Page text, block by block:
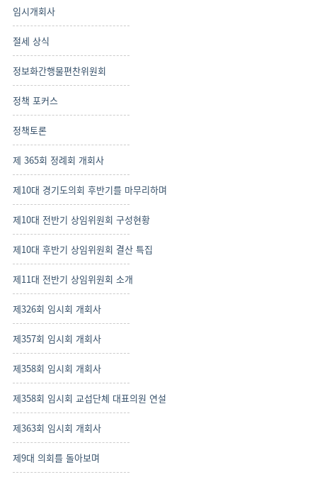
임시개회사
절세 상식
정보화간행물편찬위원회
정책 포커스
정책토론
제 365회 정례회 개회사
제10대 경기도의회 후반기를 마무리하며
제10대 전반기 상임위원회 구성현황
제10대 후반기 상임위원회 결산 특집
제11대 전반기 상임위원회 소개
제326회 임시회 개회사
제357회 임시회 개회사
제358회 임시회 개회사
제358회 임시회 교섭단체 대표의원 연설
제363회 임시회 개회사
제9대 의회를 돌아보며